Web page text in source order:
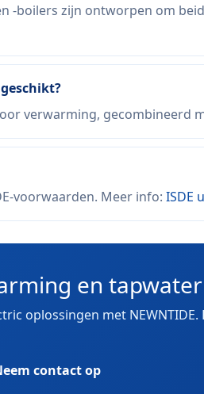
-boilers zijn ontworpen om
verwarming, gecombineerd
voorwaarden. Meer info: ISDE
en tapwater
oplossingen met
contact op